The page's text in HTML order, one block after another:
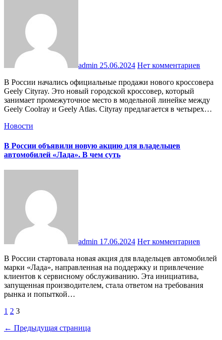
admin 25.06.2024 Нет комментариев
В России начались официальные продажи нового кроссовера
Geely Cityray. Это новый городской кроссовер, который
занимает промежуточное место в модельной линейке между
Geely Coolray и Geely Atlas. Cityray предлагается в четырех…
Новости
В России объявили новую акцию для владельцев
автомобилей «Лада». В чем суть
admin 17.06.2024 Нет комментариев
В России стартовала новая акция для владельцев автомобилей
марки «Лада», направленная на поддержку и привлечение
клиентов к сервисному обслуживанию. Эта инициатива,
запущенная производителем, стала ответом на требования
рынка и попыткой…
Пагинация
записей
1 2 3
← Предыдущая страница